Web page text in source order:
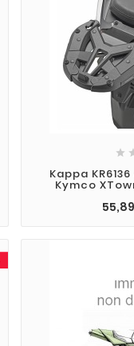

Kappa
Kymco